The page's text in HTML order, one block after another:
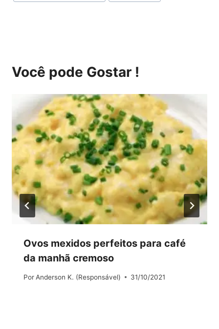
Você pode Gostar !
Ovos mexidos perfeitos para café
da manhã cremoso
Por Anderson K. (Responsável) 31/10/2021